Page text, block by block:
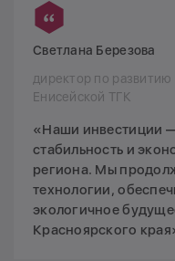
Светлана Березова
директор по развитию
Енисейской ТГК
«Наши инвестиции
стабильность и
региона. Мы
технологии,
экологичное
Красноярского